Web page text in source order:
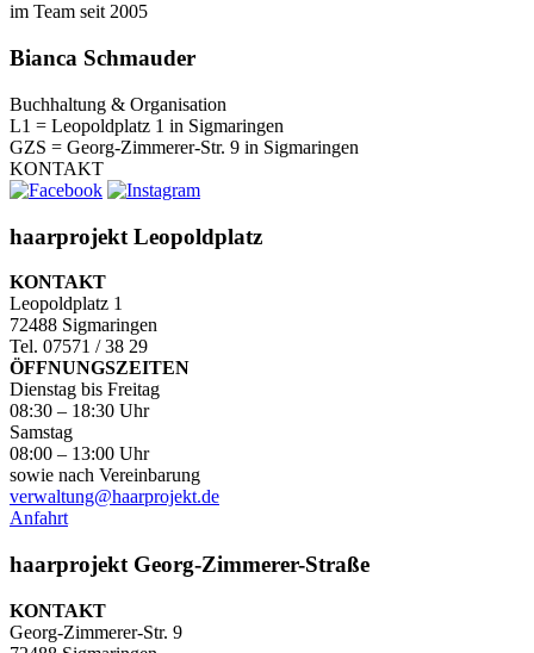
im Team seit 2005
Bianca Schmauder
Buchhaltung & Organisation
L1 = Leopoldplatz 1 in Sigmaringen
GZS = Georg-Zimmerer-Str. 9 in Sigmaringen
KONTAKT
haarprojekt Leopoldplatz
KONTAKT
Leopoldplatz 1
72488 Sigmaringen
Tel. 07571 / 38 29
ÖFFNUNGSZEITEN
Dienstag bis Freitag
08:30 – 18:30 Uhr
Samstag
08:00 – 13:00 Uhr
sowie nach Vereinbarung
verwaltung@haarprojekt.de
Anfahrt
haarprojekt Georg-Zimmerer-Straße
KONTAKT
Georg-Zimmerer-Str. 9